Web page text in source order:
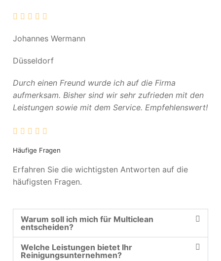
Johannes Wermann
Düsseldorf
Durch einen Freund wurde ich auf die Firma
aufmerksam. Bisher sind wir sehr zufrieden mit den
Leistungen sowie mit dem Service. Empfehlenswert!
Häufige Fragen
Erfahren Sie die wichtigsten Antworten auf die
häufigsten Fragen.
Warum soll ich mich für Multiclean
entscheiden?
Welche Leistungen bietet Ihr
Reinigungsunternehmen?